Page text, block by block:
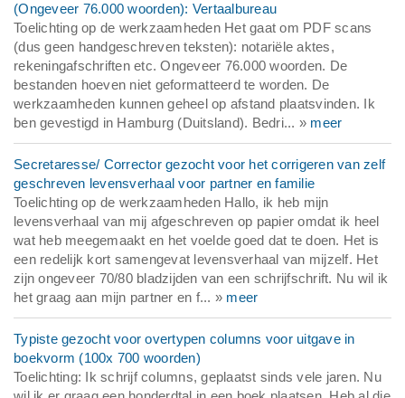
(Ongeveer 76.000 woorden): Vertaalbureau
Toelichting op de werkzaamheden Het gaat om PDF scans
(dus geen handgeschreven teksten): notariële aktes,
rekeningafschriften etc. Ongeveer 76.000 woorden. De
bestanden hoeven niet geformatteerd te worden. De
werkzaamheden kunnen geheel op afstand plaatsvinden. Ik
ben gevestigd in Hamburg (Duitsland). Bedri... » meer
Secretaresse/ Corrector gezocht voor het corrigeren van zelf
geschreven levensverhaal voor partner en familie
Toelichting op de werkzaamheden Hallo, ik heb mijn
levensverhaal van mij afgeschreven op papier omdat ik heel
wat heb meegemaakt en het voelde goed dat te doen. Het is
een redelijk kort samengevat levensverhaal van mijzelf. Het
zijn ongeveer 70/80 bladzijden van een schrijfschrift. Nu wil ik
het graag aan mijn partner en f... » meer
Typiste gezocht voor overtypen columns voor uitgave in
boekvorm (100x 700 woorden)
Toelichting: Ik schrijf columns, geplaatst sinds vele jaren. Nu